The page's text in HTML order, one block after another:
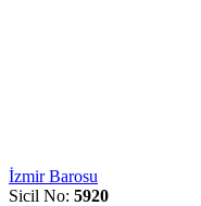
İzmir Barosu
Sicil No: 5920